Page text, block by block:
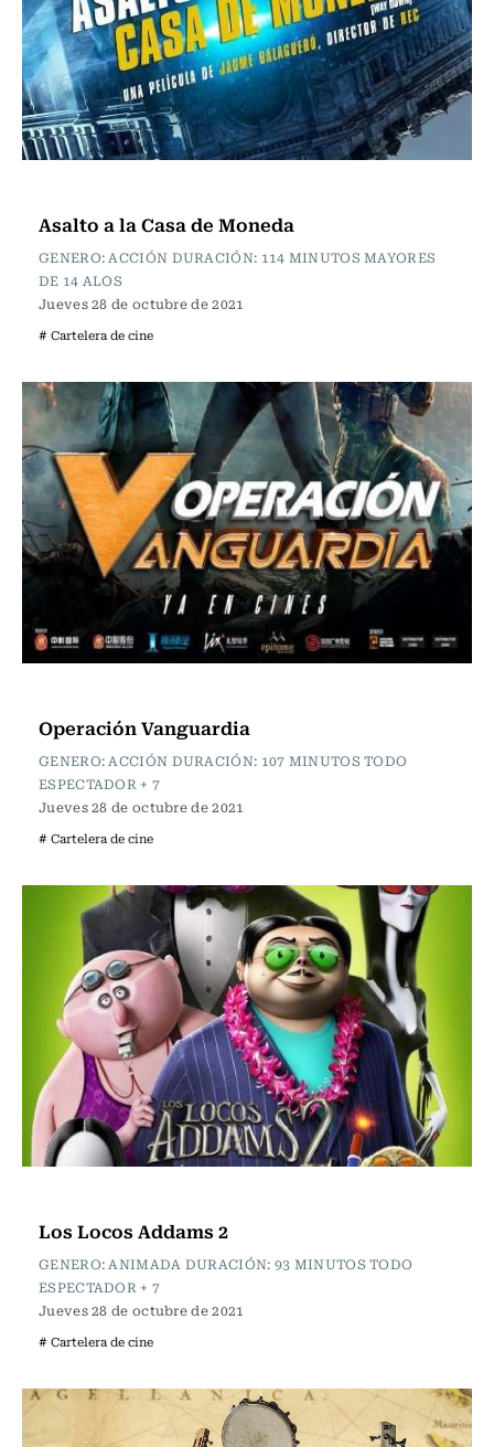
Asalto a la Casa de Moneda
GENERO: ACCIÓN DURACIÓN: 114 MINUTOS MAYORES
DE 14 ALOS
Jueves 28 de octubre de 2021
# Cartelera de cine
Operación Vanguardia
GENERO: ACCIÓN DURACIÓN: 107 MINUTOS TODO
ESPECTADOR + 7
Jueves 28 de octubre de 2021
# Cartelera de cine
Los Locos Addams 2
GENERO: ANIMADA DURACIÓN: 93 MINUTOS TODO
ESPECTADOR + 7
Jueves 28 de octubre de 2021
# Cartelera de cine